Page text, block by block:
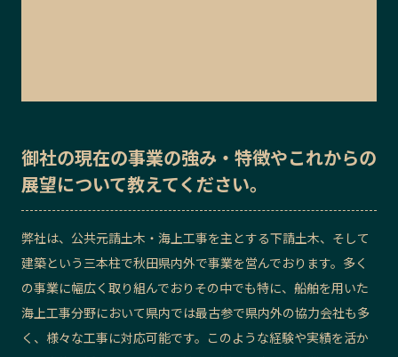
御社の現在の事業の強み・特徴やこれからの
展望について教えてください。
弊社は、公共元請土木・海上工事を主とする下請土木、そして
建築という三本柱で秋田県内外で事業を営んでおります。多く
の事業に幅広く取り組んでおりその中でも特に、船舶を用いた
海上工事分野において県内では最古参で県内外の協力会社も多
く、様々な工事に対応可能です。このような経験や実績を活か